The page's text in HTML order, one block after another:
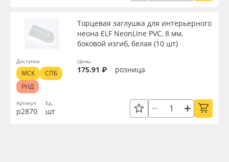
Артикул
р2870
Торцевая заглушка для интерьерного
неона ELF NeonLine PVC, 8 мм,
боковой изгиб, белая (10 шт)
Ед.
шт
Цены
175.91 ₽ розница
Доступно
МСК
СПБ
РНД